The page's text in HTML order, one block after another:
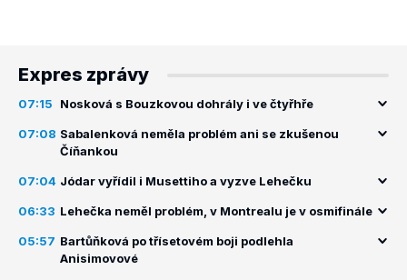
Expres zprávy
07:15 Nosková s Bouzkovou dohrály i ve čtyřhře
07:08 Sabalenková neměla problém ani se zkušenou
Číňankou
07:04 Jódar vyřídil i Musettiho a vyzve Lehečku
06:33 Lehečka neměl problém, v Montrealu je v osmifinále
05:57 Bartůňková po třísetovém boji podlehla
Anisimovové